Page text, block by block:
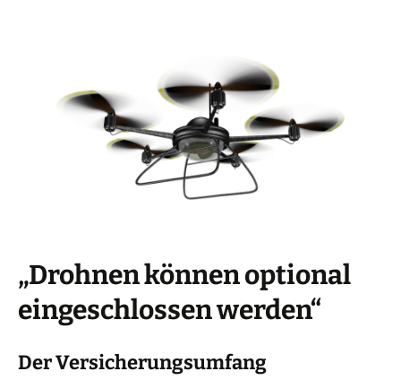
„Drohnen können optional
eingeschlossen werden“
Der Versicherungsumfang